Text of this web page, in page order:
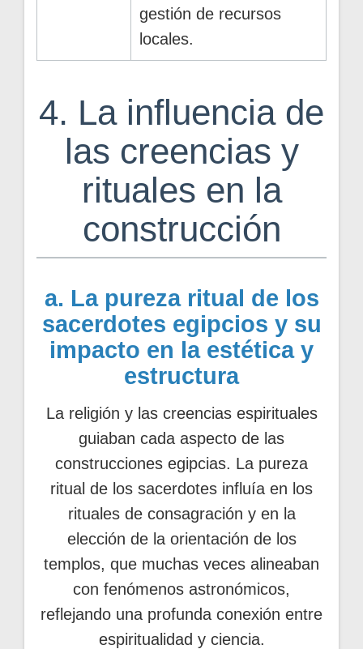
gestión de recursos
locales.
4. La influencia de
las creencias y
rituales en la
construcción
a. La pureza ritual de los
sacerdotes egipcios y su
impacto en la estética y
estructura
La religión y las creencias espirituales
guiaban cada aspecto de las
construcciones egipcias. La pureza
ritual de los sacerdotes influía en los
rituales de consagración y en la
elección de la orientación de los
templos, que muchas veces alineaban
con fenómenos astronómicos,
reflejando una profunda conexión entre
espiritualidad y ciencia.